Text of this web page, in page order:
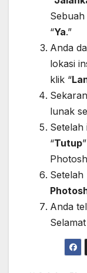
“Ya.”
Anda
lokasi
klik “
lunak
Setelah
“Tutup
Setelah
Anda